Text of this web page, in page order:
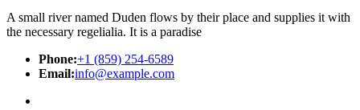
A small river named Duden flows by their place and supplies it with
the necessary regelialia. It is a paradise
Phone:+1 (859) 254-6589
Email:info@example.com